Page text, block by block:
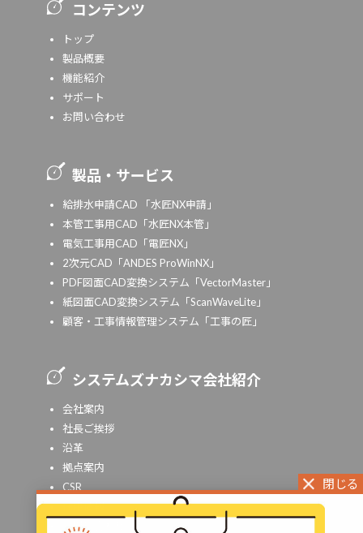
コンテンツ
トップ
製品概要
機能紹介
サポート
お問い合わせ
製品・サービス
給排水申請CAD 「水匠NX申請」
本管工事用CAD「水匠NX本管」
電気工事用CAD「電匠NX」
2次元CAD「ANDES ProWinNX」
PDF図面CAD変換システム「VectorMaster」
紙図面CAD変換システム「ScanWaveLite」
顧客・工事情報管理システム「工事の匠」
システムズナカシマ会社紹介
会社案内
社長ご挨拶
沿革
拠点案内
CSR
採用情報
お問い合わせ